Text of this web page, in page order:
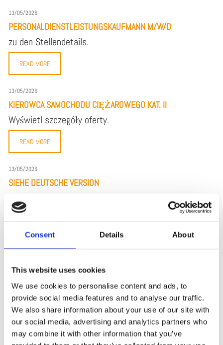
Consent Details About
This website uses cookies
We use cookies to personalise content and ads, to
provide social media features and to analyse our traffic.
We also share information about your use of our site with
our social media, advertising and analytics partners who
may combine it with other information that you’ve
13/05/2026
PERSONALDIENSTLEISTUNGSKAUFMANN M/W/D
zu den Stellendetails.
READ MORE
13/05/2026
KIEROWCA SAMOCHODU CIĘŻAROWEGO KAT. II
Wyświetl szczegóły oferty.
READ MORE
13/05/2026
SIEHE DEUTSCHE VERSION
Siehe deutsche Version
13/05/2026
Zu den Stellendetails.
READ MORE
13/05/2026
SPAWACZ M/K OKOLICE EMSLAND / GRAFSCHAFT BENTHEIM